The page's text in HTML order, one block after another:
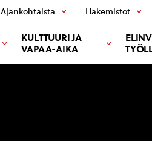
KULTTUURI JA
VAPAA-AIKA
Ajankohtaista Hakemistot